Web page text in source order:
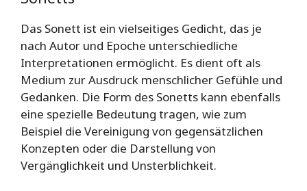
Das Sonett ist ein vielseitiges Gedicht, das je
nach Autor und Epoche unterschiedliche
Interpretationen ermöglicht. Es dient oft als
Medium zur Ausdruck menschlicher Gefühle und
Gedanken. Die Form des Sonetts kann ebenfalls
eine spezielle Bedeutung tragen, wie zum
Beispiel die Vereinigung von gegensätzlichen
Konzepten oder die Darstellung von
Vergänglichkeit und Unsterblichkeit.